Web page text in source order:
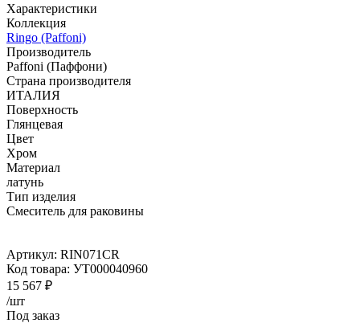
Характеристики
Коллекция
Ringo (Paffoni)
Производитель
Paffoni (Паффони)
Страна производителя
ИТАЛИЯ
Поверхность
Глянцевая
Цвет
Хром
Материал
латунь
Тип изделия
Смеситель для раковины
Артикул: RIN071CR
Код товара: УТ000040960
15 567 ₽
/шт
Под заказ